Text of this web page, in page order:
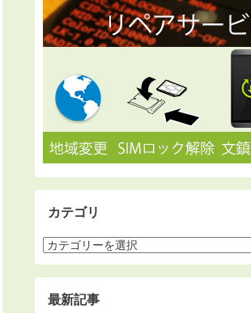
カテゴリ
最新記事